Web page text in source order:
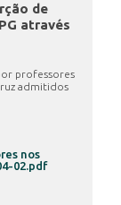
de
através
professores
admitidos
nos
02.pdf